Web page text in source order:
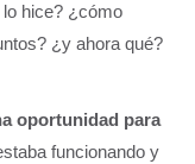
hice? ¿cómo
¿y ahora qué?
oportunidad para
funcionando y